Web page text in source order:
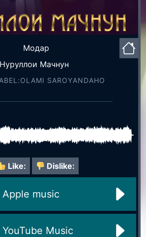
Модар
Нуруллои Мачнун
SAROYАNDAHO
Like: Dislike:
Apple music
YouTube Music